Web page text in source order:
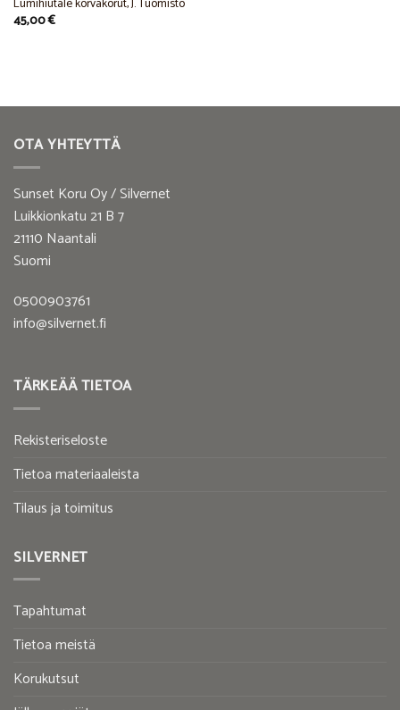
45,00€
OTA YHTEYTTÄ
Sunset Koru Oy / Silvernet
Luikkionkatu 21 B 7
21110 Naantali
Suomi
0500903761
info@silvernet.fi
TÄRKEÄÄ TIETOA
Rekisteriseloste
Tietoa materiaaleista
Tilaus ja toimitus
SILVERNET
Tapahtumat
Tietoa meistä
Korukutsut